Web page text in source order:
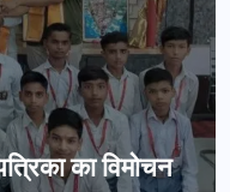
का विमोचन